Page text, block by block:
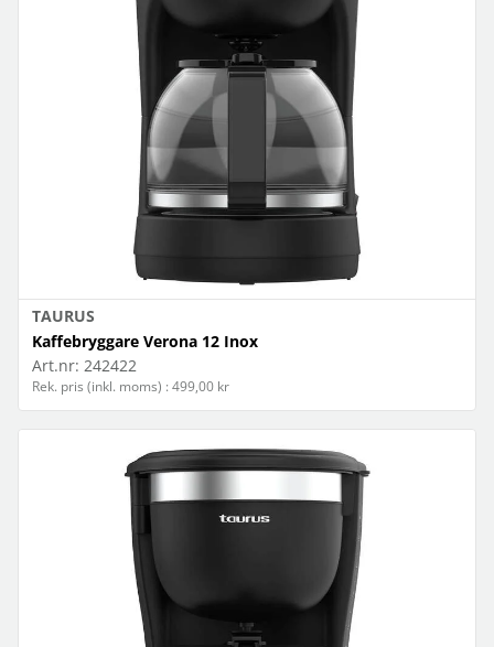
TAURUS
Kaffebryggare Verona 12 Inox
Art.nr: 242422
Rek. pris (inkl. moms) : 499,00 kr